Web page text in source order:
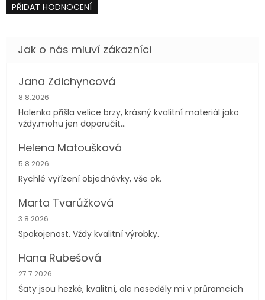
PŘIDAT HODNOCENÍ
Jana Zdichyncová
Hodnocení obchodu je 5 z 5 hvězdiček.
8.8.2026
Halenka přišla velice brzy, krásný kvalitní materiál jako
vždy,mohu jen doporučit...
Helena Matoušková
Hodnocení obchodu je 5 z 5 hvězdiček.
5.8.2026
Rychlé vyřízení objednávky, vše ok.
Marta Tvarůžková
Hodnocení obchodu je 5 z 5 hvězdiček.
3.8.2026
Spokojenost. Vždy kvalitní výrobky.
Hana Rubešová
Hodnocení obchodu je 4 z 5 hvězdiček.
27.7.2026
Šaty jsou hezké, kvalitní, ale neseděly mi v průramcích